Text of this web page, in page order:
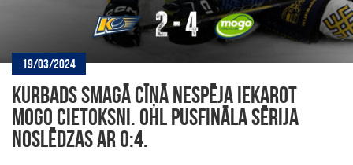
19/03/2024
KURBADS SMAGĀ CĪŅĀ NESPĒJA IEKAROT
MOGO CIETOKSNI. OHL PUSFINĀLA SĒRIJA
NOSLĒDZAS AR 0:4.